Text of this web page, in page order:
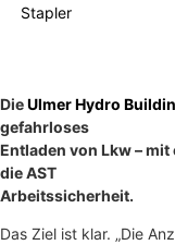
Stapler
DieUlmer Hydro
gefahrloses
Entladen von Lkw –
die AST
Arbeitssicherheit.
Das Ziel ist klar. „Die